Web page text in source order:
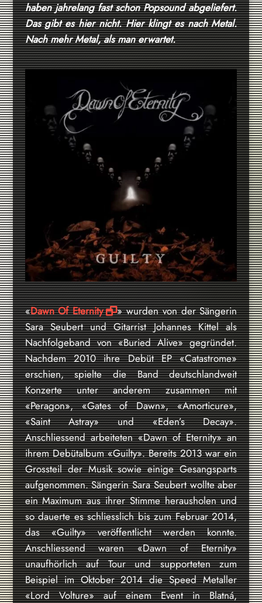
haben jahrelang fast schon Popsound abgeliefert.
Das gibt es hier nicht. Hier klingt es nach Metal.
Nach mehr Metal, als man erwartet.
«Dawn Of Eternity
» wurden von der Sängerin
Sara Seubert und Gitarrist Johannes Kittel als
Nachfolgeband von «Buried Alive» gegründet.
Nachdem 2010 ihre Debüt EP «Catastrome»
erschien, spielte die Band deutschlandweit
Konzerte unter anderem zusammen mit
«Peragon», «Gates of Dawn», «Amorticure»,
«Saint Astray» und «Eden’s Decay».
Anschliessend arbeiteten «Dawn of Eternity» an
ihrem Debütalbum «Guilty». Bereits 2013 war ein
Grossteil der Musik sowie einige Gesangsparts
aufgenommen. Sängerin Sara Seubert wollte aber
ein Maximum aus ihrer Stimme herausholen und
so dauerte es schliesslich bis zum Februar 2014,
das «Guilty» veröffentlicht werden konnte.
Anschliessend waren «Dawn of Eternity»
unaufhörlich auf Tour und supporteten zum
Beispiel im Oktober 2014 die Speed Metaller
«Lord Volture» auf einem Event in Blatná,